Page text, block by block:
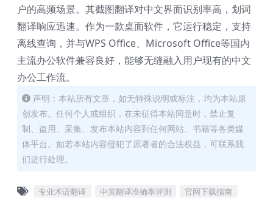
户的高频场景。其截图翻译对中文界面识别率高，划词
翻译响应迅速。作为一款桌面软件，它运行稳定，支持
离线查询，并与WPS Office、Microsoft Office等国内
主流办公软件兼容良好，能够无缝融入用户现有的中文
办公工作流。
声明：本站所有文章，如无特殊说明或标注，均为本站原
创发布。任何个人或组织，在未征得本站同意时，禁止复
制、盗用、采集、发布本站内容到任何网站、书籍等各类媒
体平台。如若本站内容侵犯了原著者的合法权益，可联系我
们进行处理。
专业术语翻译 中英翻译准确率评测
官网下载指南